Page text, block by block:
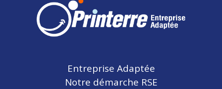
Entreprise Adaptée
Notre démarche RSE